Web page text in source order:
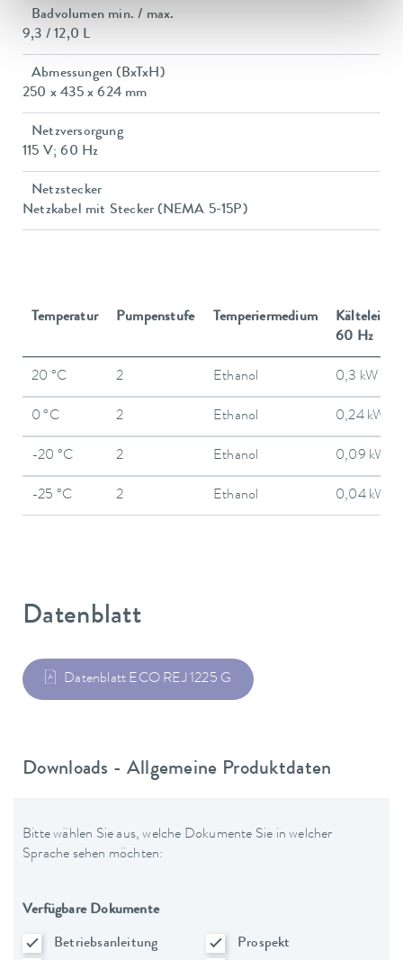
Badvolumen min. / max.
9,3 / 12,0 L
Abmessungen (BxTxH)
250 x 435 x 624 mm
Netzversorgung
115 V; 60 Hz
Netzstecker
Netzkabel mit Stecker (NEMA 5-15P)
Temperatur Pumpenstufe Temperiermedium
60 Hz
20 °C 2 Ethanol 0,3 kW
0 °C 2 Ethanol 0,24 kW
-20 °C 2 Ethanol 0,09 kW
-25 °C 2 Ethanol 0,04 kW
Datenblatt
Datenblatt ECO REJ 1225 G
Downloads - Allgemeine Produktdaten
Bitte wählen Sie aus, welche Dokumente Sie in welcher
Sprache sehen möchten:
Verfügbare Dokumente
Betriebsanleitung
Prospekt